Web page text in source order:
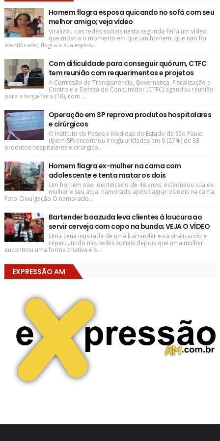
Homem flagra esposa quicando no sofá com seu
melhor amigo; veja vídeo
Viralizou nas redes sociais nesta segunda-feira um vídeo
que mostra o momento em que um homem, que não foi
identificado, flagra a sua espos...
Com dificuldade para conseguir quórum, CTFC
tem reunião com requerimentos e projetos
A Comissão de Transparência, Governança, Fiscalização e
Controle e Defesa do Consumidor (CTFC) agendou reunião
para a terça-feira (18), com ...
Operação em SP reprova produtos hospitalares
e cirúrgicos
O Instituto de Pesos e Medidas do Estado de São Paulo
(Ipem-SP) encontrou irregularidades em 9 (27%) de 33
produtos hospitalares e cirúrgico...
Homem flagra ex-mulher na cama com
adolescente e tenta matar os dois
Um homem não identificado de 48 anos, esfaqueou sua ex-
mulher e seu atual namorado após flagrar os dois na cama.
Foto: Divulgação O namorado...
Bartender boazuda leva clientes à loucura ao
servir cerveja com copo na bunda; VEJA O VÍDEO
Uma cena inusitada de uma bartender está viralizando e
repercutindo nas redes sociais depois que uma mulher
encontrou uma forma criativa e s...
EXPRESSÃO AM